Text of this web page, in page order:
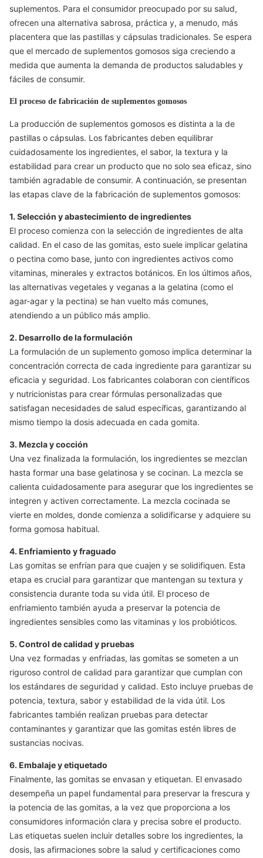
suplementos. Para el consumidor preocupado por su salud,
ofrecen una alternativa sabrosa, práctica y, a menudo, más
placentera que las pastillas y cápsulas tradicionales. Se espera
que el mercado de suplementos gomosos siga creciendo a
medida que aumenta la demanda de productos saludables y
fáciles de consumir.
El proceso de fabricación de suplementos gomosos
La producción de suplementos gomosos es distinta a la de
pastillas o cápsulas. Los fabricantes deben equilibrar
cuidadosamente los ingredientes, el sabor, la textura y la
estabilidad para crear un producto que no solo sea eficaz, sino
también agradable de consumir. A continuación, se presentan
las etapas clave de la fabricación de suplementos gomosos:
1. Selección y abastecimiento de ingredientes
El proceso comienza con la selección de ingredientes de alta
calidad. En el caso de las gomitas, esto suele implicar gelatina
o pectina como base, junto con ingredientes activos como
vitaminas, minerales y extractos botánicos. En los últimos años,
las alternativas vegetales y veganas a la gelatina (como el
agar-agar y la pectina) se han vuelto más comunes,
atendiendo a un público más amplio.
2. Desarrollo de la formulación
La formulación de un suplemento gomoso implica determinar la
concentración correcta de cada ingrediente para garantizar su
eficacia y seguridad. Los fabricantes colaboran con científicos
y nutricionistas para crear fórmulas personalizadas que
satisfagan necesidades de salud específicas, garantizando al
mismo tiempo la dosis adecuada en cada gomita.
3. Mezcla y cocción
Una vez finalizada la formulación, los ingredientes se mezclan
hasta formar una base gelatinosa y se cocinan. La mezcla se
calienta cuidadosamente para asegurar que los ingredientes se
integren y activen correctamente. La mezcla cocinada se
vierte en moldes, donde comienza a solidificarse y adquiere su
forma gomosa habitual.
4. Enfriamiento y fraguado
Las gomitas se enfrían para que cuajen y se solidifiquen. Esta
etapa es crucial para garantizar que mantengan su textura y
consistencia durante toda su vida útil. El proceso de
enfriamiento también ayuda a preservar la potencia de
ingredientes sensibles como las vitaminas y los probióticos.
5. Control de calidad y pruebas
Una vez formadas y enfriadas, las gomitas se someten a un
riguroso control de calidad para garantizar que cumplan con
los estándares de seguridad y calidad. Esto incluye pruebas de
potencia, textura, sabor y estabilidad de la vida útil. Los
fabricantes también realizan pruebas para detectar
contaminantes y garantizar que las gomitas estén libres de
sustancias nocivas.
6. Embalaje y etiquetado
Finalmente, las gomitas se envasan y etiquetan. El envasado
desempeña un papel fundamental para preservar la frescura y
la potencia de las gomitas, a la vez que proporciona a los
consumidores información clara y precisa sobre el producto.
Las etiquetas suelen incluir detalles sobre los ingredientes, la
dosis, las afirmaciones sobre la salud y certificaciones como